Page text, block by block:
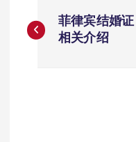
章
菲律宾结婚证
相关介绍